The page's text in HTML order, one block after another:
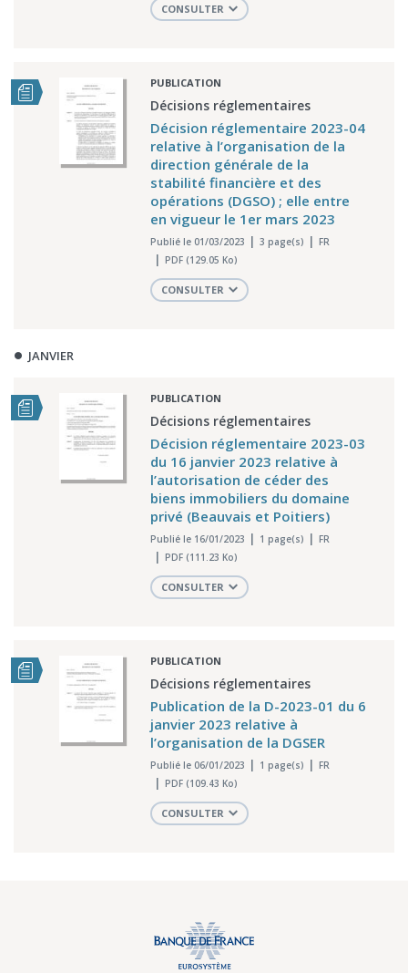
CONSULTER
PUBLICATION
Décisions réglementaires
Décision réglementaire 2023-04
relative à l’organisation de la
direction générale de la
stabilité financière et des
opérations (DGSO) ; elle entre
en vigueur le 1er mars 2023
Publié le 01/03/2023 3 page(s)
FR
PDF (129.05 Ko)
CONSULTER
JANVIER
PUBLICATION
Décisions réglementaires
Décision réglementaire 2023-03
du 16 janvier 2023 relative à
l’autorisation de céder des
biens immobiliers du domaine
privé (Beauvais et Poitiers)
Publié le 16/01/2023 1 page(s)
FR
PDF (111.23 Ko)
CONSULTER
PUBLICATION
Décisions réglementaires
Publication de la D-2023-01 du 6
janvier 2023 relative à
l’organisation de la DGSER
Publié le 06/01/2023 1 page(s)
FR
PDF (109.43 Ko)
CONSULTER